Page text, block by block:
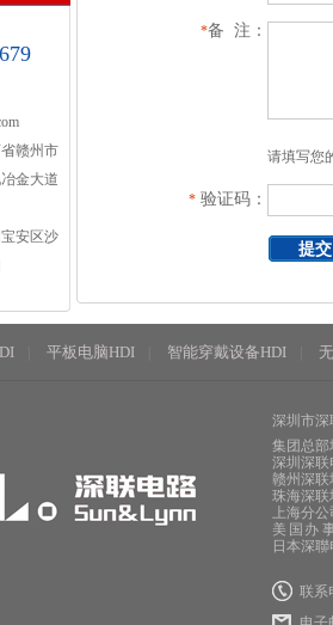
赣州市
金大道
安区沙
*备 注：
请填写您
* 验证码：
平板电脑HDI 智能穿戴设备HDI
深圳市深
集团总部
深圳深联
赣州深
珠海深联
上海分
美 国 办
日本深
联系